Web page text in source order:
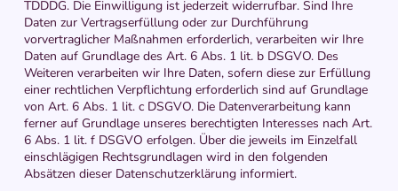
TDDDG. Die Einwilligung ist jederzeit widerrufbar. Sind Ihre
Daten zur Vertragserfüllung oder zur Durchführung
vorvertraglicher Maßnahmen erforderlich, verarbeiten wir Ihre
Daten auf Grundlage des Art. 6 Abs. 1 lit. b DSGVO. Des
Weiteren verarbeiten wir Ihre Daten, sofern diese zur Erfüllung
einer rechtlichen Verpflichtung erforderlich sind auf Grundlage
von Art. 6 Abs. 1 lit. c DSGVO. Die Datenverarbeitung kann
ferner auf Grundlage unseres berechtigten Interesses nach Art.
6 Abs. 1 lit. f DSGVO erfolgen. Über die jeweils im Einzelfall
einschlägigen Rechtsgrundlagen wird in den folgenden
Absätzen dieser Datenschutzerklärung informiert.